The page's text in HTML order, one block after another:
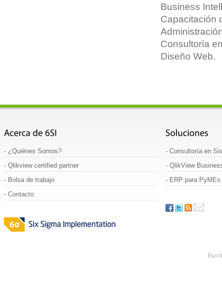
Business
Capacitación
Consultoría
Diseño Web.
- ¿Quiénes Somos?
- Qlikview certified partner
- Bolsa de trabajo
- Contacto
- Consultoría en
- QlikView
- ERP para